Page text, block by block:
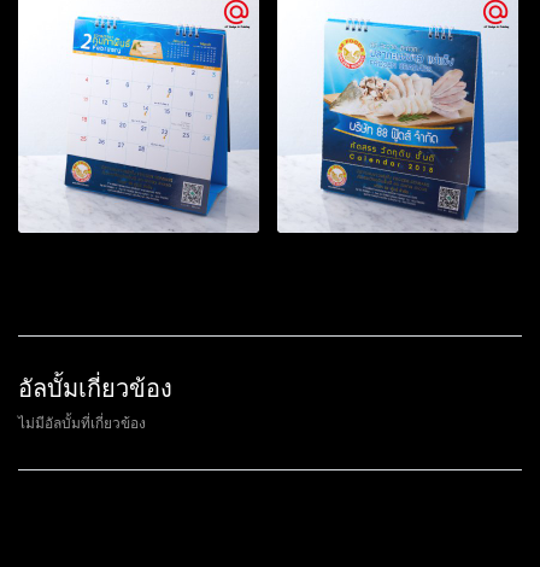
อัลบั้มเกี่ยวข้อง
ไม่มีอัลบั้มที่เกี่ยวข้อง